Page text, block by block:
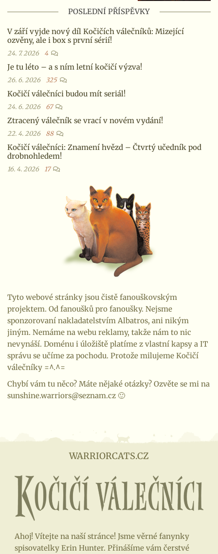
POSLEDNÍ PŘÍSPĚVKY
V září vyjde nový díl Kočičích válečníků: Mizející
ozvěny, ale i box s první sérií!
24. 7. 2026 4
Je tu léto – a s ním letní kočičí výzva!
26. 6. 2026 325
Kočičí válečníci budou mít seriál!
24. 6. 2026 67
Ztracený válečník se vrací v novém vydání!
22. 4. 2026 88
Kočičí válečníci: Znamení hvězd – Čtvrtý učedník pod
drobnohledem!
16. 4. 2026 17
Tyto webové stránky jsou čistě fanouškovským
projektem. Od fanoušků pro fanoušky. Nejsme
sponzorovaní nakladatelstvím Albatros, ani nikým
jiným. Nemáme na webu reklamy, takže nám to nic
nevynáší. Doménu i úložiště platíme z vlastní kapsy a IT
správu se učíme za pochodu. Protože milujeme Kočičí
válečníky =^.^=
Chybí vám tu něco? Máte nějaké otázky? Ozvěte se mi na
sunshine.warriors@seznam.cz 🙂
WARRIORCATS.CZ
Ahoj! Vítejte na naší stránce! Jsme věrné fanynky
spisovatelky Erin Hunter. Přinášíme vám čerstvé